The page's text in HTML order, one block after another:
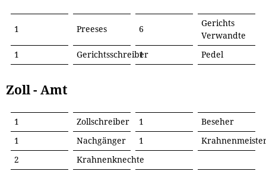
1 Preeses 6
Gerichts
Verwandte
1
Gerichtsschreiber
1 Pedel
Zoll - Amt
1 Zollschreiber 1
Beseher
1
Nachgänger 1
2
Krahnenknechte